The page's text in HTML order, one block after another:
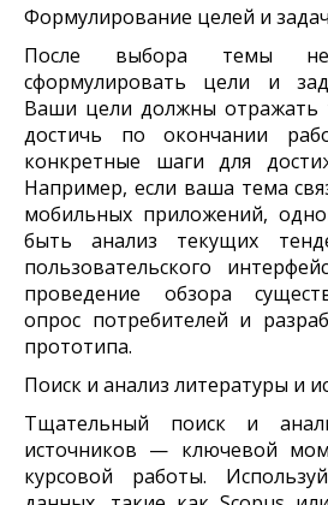
Формулирование целей и
После выбора темы
сформулировать цели и
Ваши цели должны отражать
достичь по окончании
конкретные шаги для
Например, если ваша тема
мобильных приложений,
быть анализ текущих
пользовательского
проведение обзора
опрос потребителей и
прототипа.
Поиск и анализ литературы и
Тщательный поиск и
источников — ключевой
курсовой работы.